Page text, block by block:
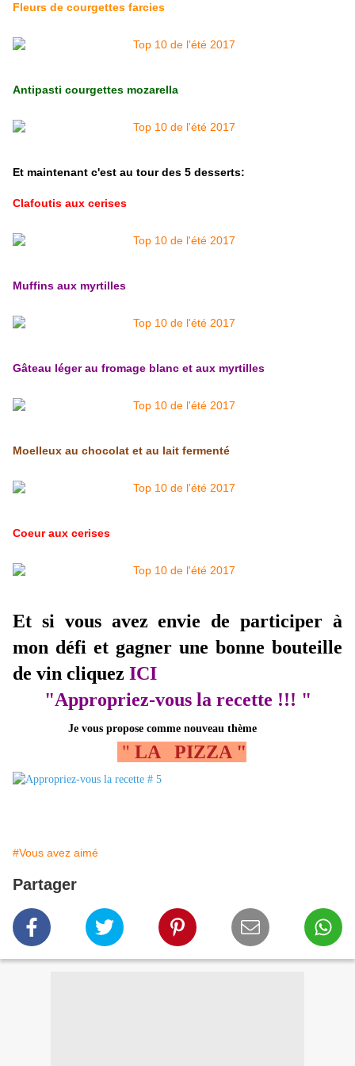
Fleurs de courgettes farcies
Antipasti courgettes mozarella
Et maintenant c'est au tour des 5 desserts:
Clafoutis aux cerises
Muffins aux myrtilles
Gâteau léger au fromage blanc et aux myrtilles
Moelleux au chocolat et au lait fermenté
Coeur aux cerises
Et si vous avez envie de participer à
mon défi et gagner une bonne bouteille
de vin cliquez ICI
"Appropriez-vous la recette !!! "
Je vous propose comme nouveau thème
" LA PIZZA "
#Vous avez aimé
Partager